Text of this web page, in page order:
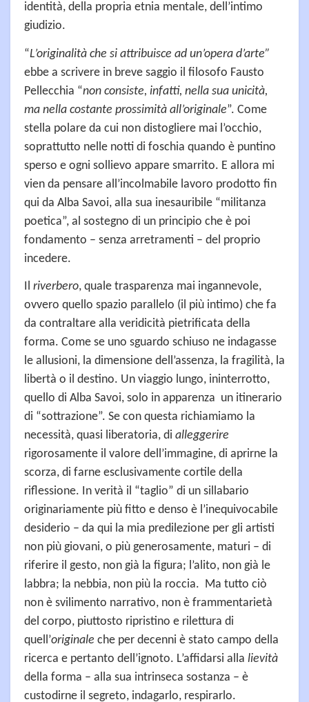
identità, della propria etnia mentale, dell’intimo
giudizio.
“L’originalità che si attribuisce ad un’opera d’arte”
ebbe a scrivere in breve saggio il filosofo Fausto
Pellecchia “non consiste, infatti, nella sua unicità,
ma nella costante prossimità all’originale”. Come
stella polare da cui non distogliere mai l’occhio,
soprattutto nelle notti di foschia quando è puntino
sperso e ogni sollievo appare smarrito. E allora mi
vien da pensare all’incolmabile lavoro prodotto fin
qui da Alba Savoi, alla sua inesauribile “militanza
poetica”, al sostegno di un principio che è poi
fondamento – senza arretramenti – del proprio
incedere.
Il riverbero, quale trasparenza mai ingannevole,
ovvero quello spazio parallelo (il più intimo) che fa
da contraltare alla veridicità pietrificata della
forma. Come se uno sguardo schiuso ne indagasse
le allusioni, la dimensione dell’assenza, la fragilità, la
libertà o il destino. Un viaggio lungo, ininterrotto,
quello di Alba Savoi, solo in apparenza un itinerario
di “sottrazione”. Se con questa richiamiamo la
necessità, quasi liberatoria, di alleggerire
rigorosamente il valore dell’immagine, di aprirne la
scorza, di farne esclusivamente cortile della
riflessione. In verità il “taglio” di un sillabario
originariamente più fitto e denso è l’inequivocabile
desiderio – da qui la mia predilezione per gli artisti
non più giovani, o più generosamente, maturi – di
riferire il gesto, non già la figura; l’alito, non già le
labbra; la nebbia, non più la roccia. Ma tutto ciò
non è svilimento narrativo, non è frammentarietà
del corpo, piuttosto ripristino e rilettura di
quell’originale che per decenni è stato campo della
ricerca e pertanto dell’ignoto. L’affidarsi alla lievità
della forma – alla sua intrinseca sostanza – è
custodirne il segreto, indagarlo, respirarlo.